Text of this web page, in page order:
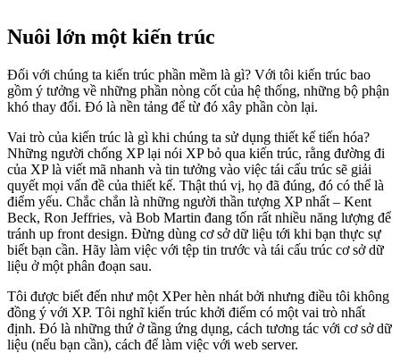
Nuôi lớn một kiến trúc
Đối với chúng ta kiến trúc phần mềm là gì? Với tôi kiến trúc bao
gồm ý tưởng về những phần nòng cốt của hệ thống, những bộ phận
khó thay đổi. Đó là nền tảng để từ đó xây phần còn lại.
Vai trò của kiến trúc là gì khi chúng ta sử dụng thiết kế tiến hóa?
Những người chống XP lại nói XP bỏ qua kiến trúc, rằng đường đi
của XP là viết mã nhanh và tin tưởng vào việc tái cấu trúc sẽ giải
quyết mọi vấn đề của thiết kế. Thật thú vị, họ đã đúng, đó có thể là
điểm yếu. Chắc chắn là những người thần tượng XP nhất – Kent
Beck, Ron Jeffries, và Bob Martin đang tốn rất nhiều năng lượng để
tránh up front design. Đừng dùng cơ sở dữ liệu tới khi bạn thực sự
biết bạn cần. Hãy làm việc với tệp tin trước và tái cấu trúc cơ sở dữ
liệu ở một phân đoạn sau.
Tôi được biết đến như một XPer hèn nhát bởi nhưng điều tôi không
đồng ý với XP. Tôi nghĩ kiến trúc khởi điểm có một vai trò nhất
định. Đó là những thứ ở tầng ứng dụng, cách tương tác với cơ sở dữ
liệu (nếu bạn cần), cách để làm việc với web server.